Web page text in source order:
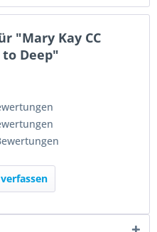
"Mary Kay CC
to Deep"